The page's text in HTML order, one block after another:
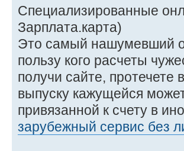
Специализированные
Зарплата.карта)
Это самый нашумевший
пользу кого расчеты
получи сайте, протечете
выпуску кажущейся
привязанной к счету в
зарубежный сервис без